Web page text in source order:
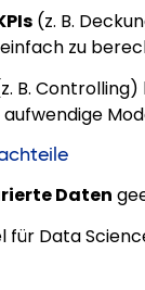
(z. B.
zu
B. Controlling)
aufwendige
Daten
für Data